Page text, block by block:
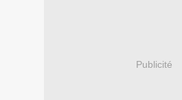
Publicité